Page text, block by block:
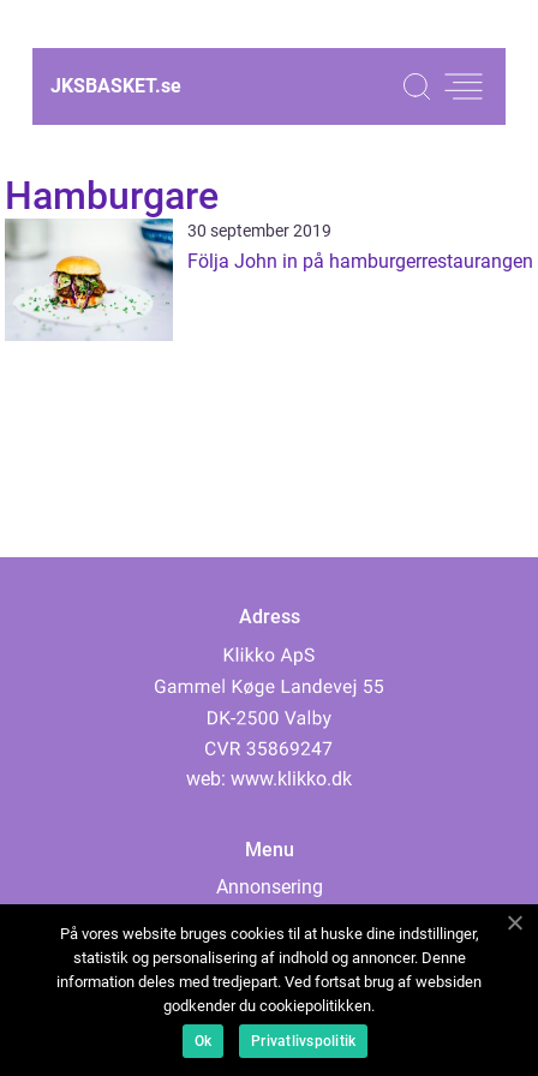
JKSBASKET.se
Hamburgare
30 september 2019
Följa John in på hamburgerrestaurangen
Adress
web: www.klikko.dk
Menu
Annonsering
Cookies
Kontakta oss
Sitemap
På vores website bruges cookies til at huske dine indstillinger,
statistik og personalisering af indhold og annoncer. Denne
information deles med tredjepart. Ved fortsat brug af websiden
godkender du cookiepolitikken.
Ok Privatlivspolitik